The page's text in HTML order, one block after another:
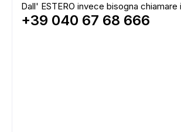
Dall' ESTERO invece bisogna chiamare
+39 040 67 68 666